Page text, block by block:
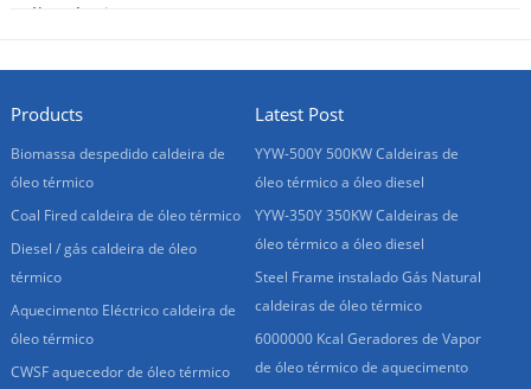
óleo térmico
Products
Biomassa despedido caldeira de
óleo térmico
Coal Fired caldeira de óleo térmico
Diesel / gás caldeira de óleo
térmico
Aquecimento Eléctrico caldeira de
óleo térmico
CWSF aquecedor de óleo térmico
Latest Post
YYW-500Y 500KW Caldeiras de
óleo térmico a óleo diesel
YYW-350Y 350KW Caldeiras de
óleo térmico a óleo diesel
Steel Frame instalado Gás Natural
caldeiras de óleo térmico
6000000 Kcal Geradores de Vapor
de óleo térmico de aquecimento